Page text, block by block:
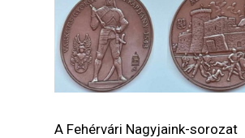
A Fehérvári Nagyjaink-sorozat